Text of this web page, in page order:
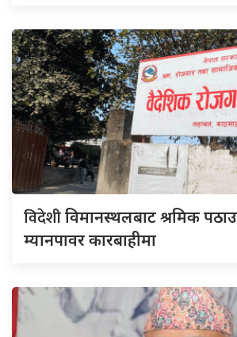
विदेशीविमानस्थलबाट श्रमिक
म्यानपावर कारबाहीमा